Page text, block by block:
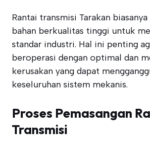
Rantai transmisi Tarakan
bahan berkualitas tinggi untuk
standar industri. Hal ini penting
beroperasi dengan optimal dan
kerusakan yang dapat
keseluruhan sistem mekanis.
Proses Pemasangan
Transmisi